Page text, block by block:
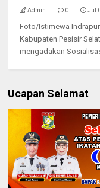
Admin 0 Jul
Foto/Istimewa
Kabupaten Pesisir
mengadakan
Ucapan Selamat